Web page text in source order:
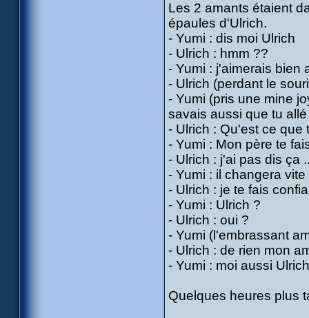
Les 2 amants étaient
épaules d'Ulrich.
- Yumi : dis moi Ulrich
- Ulrich : hmm ??
- Yumi : j'aimerais bien
- Ulrich (perdant le
- Yumi (pris une mine
savais aussi que tu
- Ulrich : Qu'est ce que
- Yumi : Mon père te
- Ulrich : j'ai pas dis ça
- Yumi : il changera
- Ulrich : je te fais
- Yumi : Ulrich ?
- Ulrich : oui ?
- Yumi (l'embrassant
- Ulrich : de rien mon
- Yumi : moi aussi
Quelques heures plus